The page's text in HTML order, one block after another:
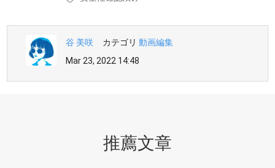
谷 美咲 カテゴリ動画編集
Mar 23, 2022 14:48
推薦文章